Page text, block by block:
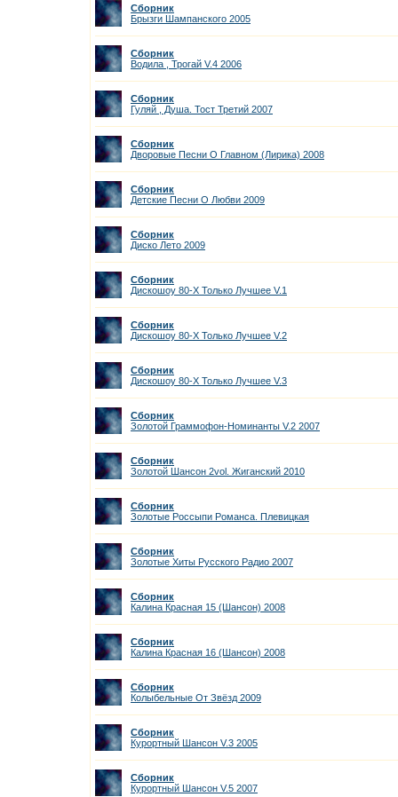
Сборник
Брызги Шампанского 2005
Сборник
Водила , Трогай V.4 2006
Сборник
Гуляй , Душа. Тост Третий 2007
Сборник
Дворовые Песни О Главном (Лирика) 2008
Сборник
Детские Песни О Любви 2009
Сборник
Диско Лето 2009
Сборник
Дискошоу 80-Х Только Лучшее V.1
Сборник
Дискошоу 80-Х Только Лучшее V.2
Сборник
Дискошоу 80-Х Только Лучшее V.3
Сборник
Золотой Граммофон-Номинанты V.2 2007
Сборник
Золотой Шансон 2vol. Жиганский 2010
Сборник
Золотые Россыпи Романса. Плевицкая
Сборник
Золотые Хиты Русского Радио 2007
Сборник
Калина Красная 15 (Шансон) 2008
Сборник
Калина Красная 16 (Шансон) 2008
Сборник
Колыбельные От Звёзд 2009
Сборник
Курортный Шансон V.3 2005
Сборник
Курортный Шансон V.5 2007